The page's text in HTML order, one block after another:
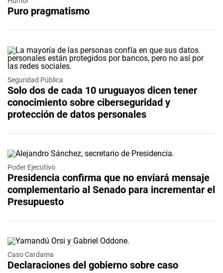
Puro pragmatismo
Seguridad Pública
Solo dos de cada 10 uruguayos dicen tener
conocimiento sobre ciberseguridad y
protección de datos personales
Poder Ejecutivo
Presidencia confirma que no enviará mensaje
complementario al Senado para incrementar el
Presupuesto
Caso Cardama
Declaraciones del gobierno sobre caso